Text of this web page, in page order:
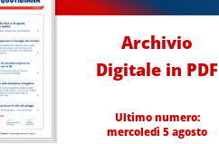
Archivio
Digitale in PDF
Ultimo numero:
mercoledì 5 agosto